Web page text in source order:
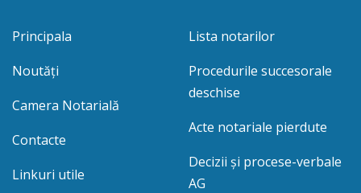
Principala
Noutăți
Camera Notarială
Contacte
Linkuri utile
Lista notarilor
Procedurile succesorale
deschise
Acte notariale pierdute
Decizii și procese-verbale
AG